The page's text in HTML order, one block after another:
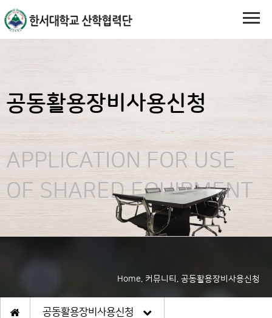
공동활용장비사용신청
APPLICATION FOR USE
OF SHARED EQUIPMENT
Home. 커뮤니티. 공동활용장비사용신청
공동활용장비사용신청